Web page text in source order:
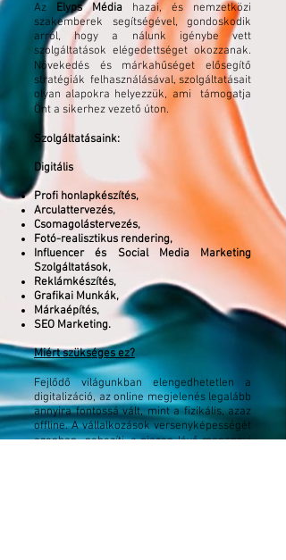
Az Elyps Média hazai, és nemzetközi
szakemberek segítségével, gondoskodik
arról, hogy a nálunk igénybe vett
szolgáltatások elégedettséget okozzanak.
Növekedés és márkahűséget elősegítő
stratégiák felhasználásával, szolgáltatásait
olyan alapokra helyezzük, ami támogatja
Önt a sikerhez vezető úton.
Szolgáltatásaink:
Digitális
Profi honlapkészítés,
Arculattervezés,
Csomagolástervezés,
Fotó-realisztikus rendering,
Influencer és Social Media Marketing
Szolgáltatások,
Reklámkészítés,
Grafikai Munkák,
Márkaépítés,
SEO Marketing.
Miért szükséges ez?
Fejlődő világunkban elengedhetetlen a
digitalizáció, az online megjelenés legalább
annyirafontossá vált, mint a fizikális, azaz
offline.A vállalkozások versenyképességét
azonban nehezíti, a piacon lévő megannyi